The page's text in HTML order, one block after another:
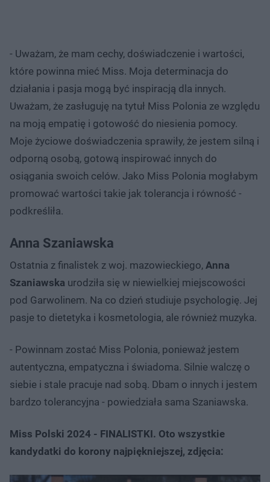
- Uważam, że mam cechy, doświadczenie i wartości,
które powinna mieć Miss. Moja determinacja do
działania i pasja mogą być inspiracją dla innych.
Uważam, że zasługuję na tytuł Miss Polonia ze względu
na moją empatię i gotowość do niesienia pomocy.
Moje życiowe doświadczenia sprawiły, że jestem silną i
odporną osobą, gotową inspirować innych do
osiągania swoich celów. Jako Miss Polonia mogłabym
promować wartości takie jak tolerancja i równość -
podkreśliła.
Anna Szaniawska
Ostatnia z finalistek z woj. mazowieckiego, Anna
Szaniawska urodziła się w niewielkiej miejscowości
pod Garwolinem. Na co dzień studiuje psychologię. Jej
pasje to dietetyka i kosmetologia, ale również muzyka.
- Powinnam zostać Miss Polonia, ponieważ jestem
autentyczna, empatyczna i świadoma. Silnie walczę o
siebie i stale pracuje nad sobą. Dbam o innych i jestem
bardzo tolerancyjna - powiedziała sama Szaniawska.
Miss Polski 2024 - FINALISTKI. Oto wszystkie
kandydatki do korony najpiękniejszej, zdjęcia: